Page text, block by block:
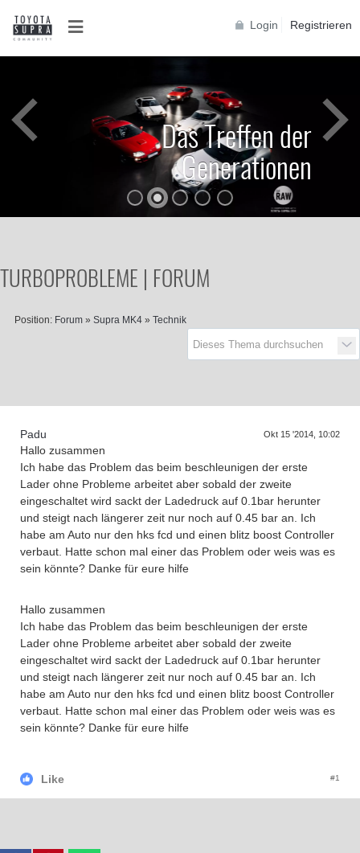
Login Registrieren
D
a
s
T
r
e
f
f
e
n
d
e
r
G
e
n
e
r
a
t
i
o
n
e
n
Das Treffen der
Generationen
TURBOPROBLEME | FORUM
Position: Forum » Supra MK4 » Technik
Padu Okt 15 '2014, 10:02
Hallo zusammen
Ich habe das Problem das beim beschleunigen der erste
Lader ohne Probleme arbeitet aber sobald der zweite
eingeschaltet wird sackt der Ladedruck auf 0.1bar herunter
und steigt nach längerer zeit nur noch auf 0.45 bar an. Ich
habe am Auto nur den hks fcd und einen blitz boost Controller
verbaut. Hatte schon mal einer das Problem oder weis was es
sein könnte? Danke für eure hilfe
Hallo zusammen
Ich habe das Problem das beim beschleunigen der erste
Lader ohne Probleme arbeitet aber sobald der zweite
eingeschaltet wird sackt der Ladedruck auf 0.1bar herunter
und steigt nach längerer zeit nur noch auf 0.45 bar an. Ich
habe am Auto nur den hks fcd und einen blitz boost Controller
verbaut. Hatte schon mal einer das Problem oder weis was es
sein könnte? Danke für eure hilfe
Like #1